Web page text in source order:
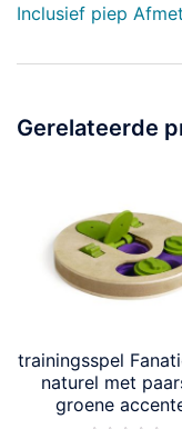
Inclusief piep
Gerelateerde
trainingsspel
naturel met
groene